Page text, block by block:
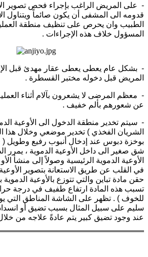
- على المريض الراغب بإجراء فحص تصوير
قدومه الى المشفى أن يكون صائماً ويتناول
الطبيب وان يحرص على تنظيف منطقة
المسؤول خلاف هذه الإجراءات .
- بشكل عام يعطى يعطى عقار مهدئ قبل
المريض قبل دخوله مختبر القسطرة .
- معظم المرضى لا يشعرون بآلام أثناء
عن شعورهم بألم خفيف .
- سيتم تخدير منطقة الدخول الى الأوعية
الشريان الفخذي ) تخدير موضعي وخلال
بوخزة دبوس عند إدخال أنبوب رفيع وطويل
شق صغير الى داخل الأوعية الدموية ، يمرر
الأوعية الدموية الرئيسية وصولاً إلى منشأ
في القلب عن طريق الاستعانة بتصوير الأوعية
حقن مادة تباين والتي تتوزع بالأوعية
تسبب هذه المادة ارتفاع طفيف في درجة
للخوف ) . تظهر على الشاشة المناطق التي
سليم على سبيل المثال بسبب تضيق أو انسداد
عند وجود تضيق كبير يتم عادةً علاجه من